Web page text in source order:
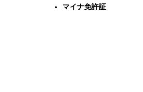
マイナ免許証